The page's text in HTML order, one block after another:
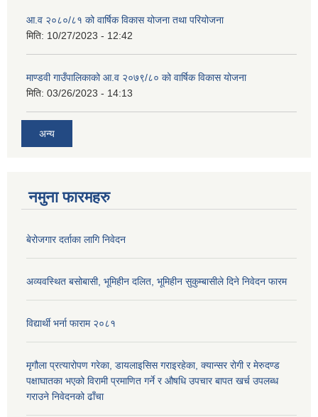
आ.व २०८०/८१ को वार्षिक विकास योजना तथा परियोजना
मिति: 10/27/2023 - 12:42
माण्डवी गाउँपालिकाको आ.व २०७९/८० को वार्षिक विकास योजना
मिति: 03/26/2023 - 14:13
अन्य
नमुना फारमहरु
बेरोजगार दर्ताका लागि निवेदन
अव्यवस्थित बसोबासी, भूमिहीन दलित, भूमिहीन सुकुम्बासीले दिने निवेदन फारम
विद्यार्थी भर्ना फाराम २०८१
मृगौला प्रत्यारोपण गरेका, डायलाइसिस गराइरहेका, क्यान्सर रोगी र मेरुदण्ड
पक्षाघातका भएको विरामी प्रमाणित गर्ने र औषधि उपचार बापत खर्च उपलब्ध
गराउने निवेदनको ढाँचा